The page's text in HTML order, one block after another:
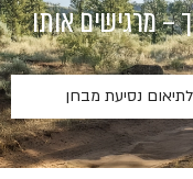
– מרגישים אותו
לתיאום נסיעת מבחן